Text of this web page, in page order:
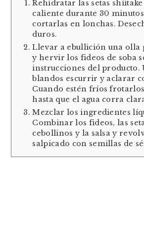
Rehidratar las setas shiitake
caliente durante 30
cortarlas en lonchas.
duros.
Llevar a ebullición una olla
y hervir los fideos de soba
instrucciones del producto.
blandos escurrir y aclarar
Cuando estén fríos
hasta que el agua corra
Mezclar los ingredientes
Combinar los fideos, las
cebollinos y la salsa y
salpicado con semillas de